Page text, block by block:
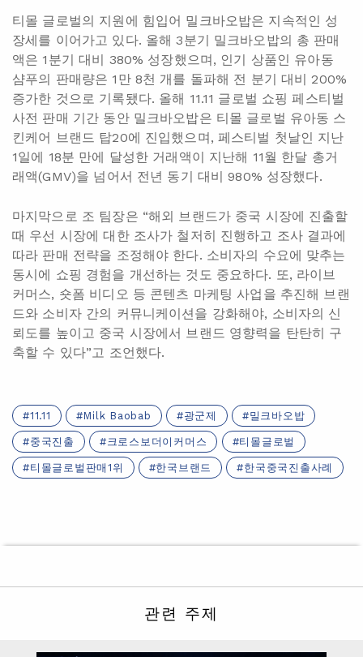
티몰 글로벌의 지원에 힘입어 밀크바오밥은 지속적인 성
장세를 이어가고 있다. 올해 3분기 밀크바오밥의 총 판매
액은 1분기 대비 380% 성장했으며, 인기 상품인 유아동
샴푸의 판매량은 1만 8천 개를 돌파해 전 분기 대비 200%
증가한 것으로 기록됐다. 올해 11.11 글로벌 쇼핑 페스티벌
사전 판매 기간 동안 밀크바오밥은 티몰 글로벌 유아동 스
킨케어 브랜드 탑20에 진입했으며, 페스티벌 첫날인 지난
1일에 18분 만에 달성한 거래액이 지난해 11월 한달 총거
래액(GMV)을 넘어서 전년 동기 대비 980% 성장했다.
마지막으로 조 팀장은 “해외 브랜드가 중국 시장에 진출할
때 우선 시장에 대한 조사가 철저히 진행하고 조사 결과에
따라 판매 전략을 조정해야 한다. 소비자의 수요에 맞추는
동시에 쇼핑 경험을 개선하는 것도 중요하다. 또, 라이브
커머스, 숏폼 비디오 등 콘텐츠 마케팅 사업을 추진해 브랜
드와 소비자 간의 커뮤니케이션을 강화해야, 소비자의 신
뢰도를 높이고 중국 시장에서 브랜드 영향력을 탄탄히 구
축할 수 있다”고 조언했다.
11.11 Milk Baobab 광군제 밀크바오밥
중국진출 크로스보더이커머스 티몰글로벌
티몰글로벌판매1위 한국브랜드 한국중국진출사례
관련 주제